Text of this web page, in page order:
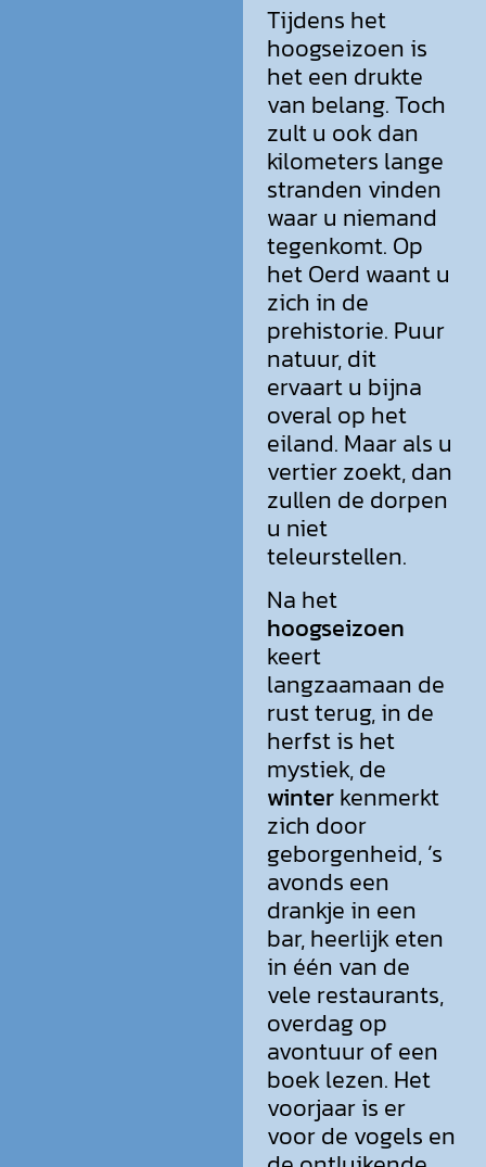
Tijdens het
hoogseizoen is
het een drukte
van belang. Toch
zult u ook dan
kilometers lange
stranden vinden
waar u niemand
tegenkomt. Op
het Oerd waant u
zich in de
prehistorie. Puur
natuur, dit
ervaart u bijna
overal op het
eiland. Maar als u
vertier zoekt, dan
zullen de dorpen
u niet
teleurstellen.
Na het
hoogseizoen
keert
langzaamaan de
rust terug, in de
herfst is het
mystiek, de
winterkenmerkt
zich door
geborgenheid, ’s
avonds een
drankje in een
bar, heerlijk eten
in één van de
vele restaurants,
overdag op
avontuur of een
boek lezen. Het
voorjaar is er
voor de vogels en